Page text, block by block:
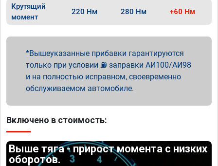
Крутящий
момент
220 Нм 280 Нм +60 Нм
Вышеуказанные прибавки гарантируются
только при условии ⛽ заправки АИ100/АИ98
и на полностью исправном, своевременно
обслуживаемом автомобиле.
Включено в стоимость:
Выше тяга - прирост момента с низких
оборотов.